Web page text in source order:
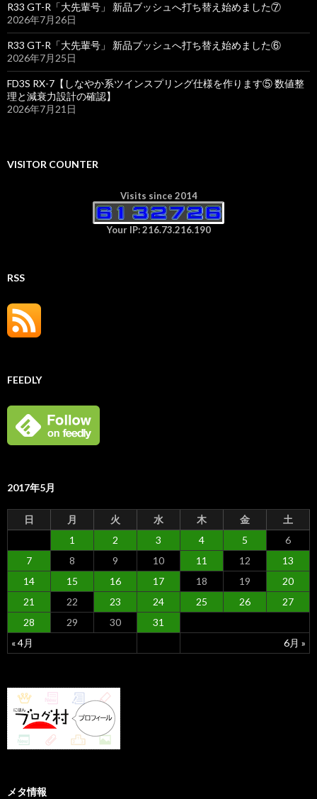
R33 GT-R「大先輩号」 新品ブッシュへ打ち替え始めました⑦
2026年7月26日
R33 GT-R「大先輩号」 新品ブッシュへ打ち替え始めました⑥
2026年7月25日
FD3S RX-7【しなやか系ツインスプリング仕様を作ります⑤ 数値整
理と減衰力設計の確認】
2026年7月21日
VISITOR COUNTER
Visits since 2014
Your IP: 216.73.216.190
RSS
FEEDLY
2017年5月
日 月 火 水 木 金 土
« 4月 6月 »
1 2 3 4 5
6
7
8 9 10 11 12
13
14
15 16 17 18 19
20
21
22 23 24 25 26
27
28
29 30 31
メタ情報